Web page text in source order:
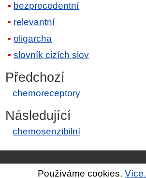
bezprecedentní
relevantní
oligarcha
slovník cizích slov
Předchozí
chemoreceptory
Následující
chemosenzibilní
Používáme cookies. Více.